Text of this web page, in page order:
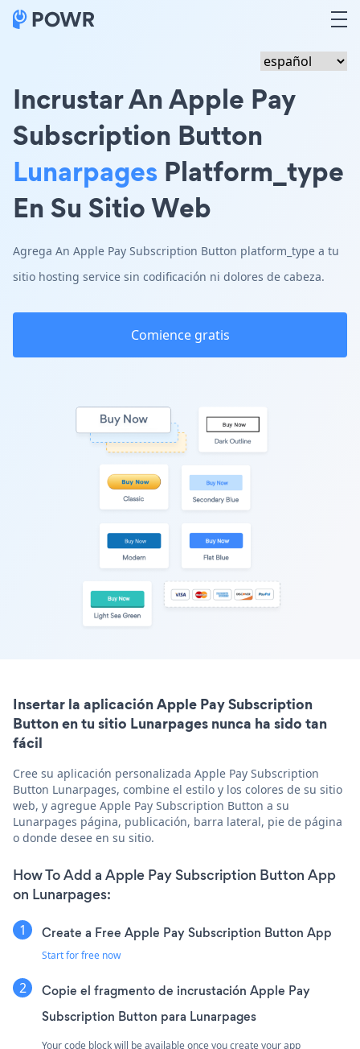
Incrustar An Apple Pay
Subscription Button
Lunarpages Platform_type
En Su Sitio Web
Agrega An Apple Pay Subscription Button platform_type a tu
sitio hosting service sin codificación ni dolores de cabeza.
Comience gratis
Insertar la aplicación Apple Pay Subscription
Button en tu sitio Lunarpages nunca ha sido tan
fácil
Cree su aplicación personalizada Apple Pay Subscription
Button Lunarpages, combine el estilo y los colores de su sitio
web, y agregue Apple Pay Subscription Button a su
Lunarpages página, publicación, barra lateral, pie de página
o donde desee en su sitio.
How To Add a Apple Pay Subscription Button App
on Lunarpages:
Create a Free Apple Pay Subscription Button App
Start for free now
Copie el fragmento de incrustación Apple Pay
Subscription Button para Lunarpages
Your code block will be available once you create your app